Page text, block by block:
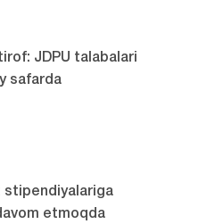
JDPU talabalari
safarda
stipendiyalariga
etmoqda